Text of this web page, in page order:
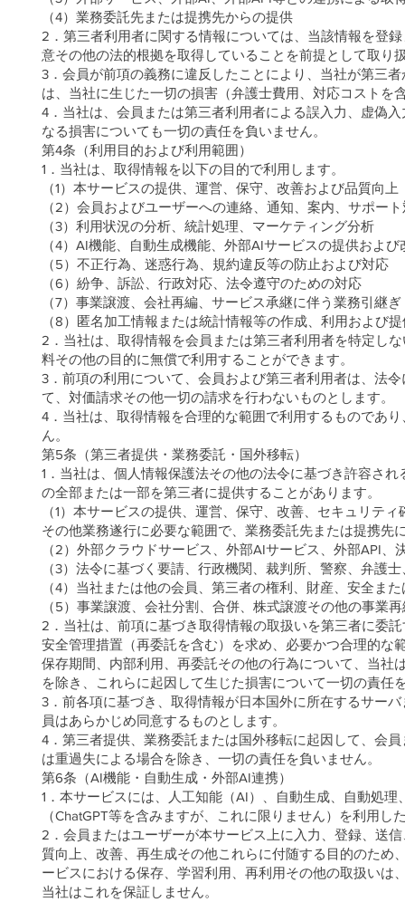
（4）業務委託先または提携先からの提供
2．第三者利用者に関する情報については、当該情報を登
意その他の法的根拠を取得していることを前提として取り
3．会員が前項の義務に違反したことにより、当社が第三
は、当社に生じた一切の損害（弁護士費用、対応コストを
4．当社は、会員または第三者利用者による誤入力、虚偽
なる損害についても一切の責任を負いません。
第4条（利用目的および利用範囲）
1．当社は、取得情報を以下の目的で利用します。
（1）本サービスの提供、運営、保守、改善および品質向上
（2）会員およびユーザーへの連絡、通知、案内、サポー
（3）利用状況の分析、統計処理、マーケティング分析
（4）AI機能、自動生成機能、外部AIサービスの提供および
（5）不正行為、迷惑行為、規約違反等の防止および対応
（6）紛争、訴訟、行政対応、法令遵守のための対応
（7）事業譲渡、会社再編、サービス承継に伴う業務引継ぎ
（8）匿名加工情報または統計情報等の作成、利用および
2．当社は、取得情報を会員または第三者利用者を特定し
料その他の目的に無償で利用することができます。
3．前項の利用について、会員および第三者利用者は、法
て、対価請求その他一切の請求を行わないものとします。
4．当社は、取得情報を合理的な範囲で利用するものであ
ん。
第5条（第三者提供・業務委託・国外移転）
1．当社は、個人情報保護法その他の法令に基づき許容さ
の全部または一部を第三者に提供することがあります。
（1）本サービスの提供、運営、保守、改善、セキュリテ
その他業務遂行に必要な範囲で、業務委託先または提携先
（2）外部クラウドサービス、外部AIサービス、外部API
（3）法令に基づく要請、行政機関、裁判所、警察、弁護
（4）当社または他の会員、第三者の権利、財産、安全ま
（5）事業譲渡、会社分割、合併、株式譲渡その他の事業
2．当社は、前項に基づき取得情報の取扱いを第三者に委
安全管理措置（再委託を含む）を求め、必要かつ合理的
保存期間、内部利用、再委託その他の行為について、当
を除き、これらに起因して生じた損害について一切の責任
3．前各項に基づき、取得情報が日本国外に所在するサー
員はあらかじめ同意するものとします。
4．第三者提供、業務委託または国外移転に起因して、会
は重過失による場合を除き、一切の責任を負いません。
第6条（AI機能・自動生成・外部AI連携）
1．本サービスには、人工知能（AI）、自動生成、自動処
（ChatGPT等を含みますが、これに限りません）を利用し
2．会員またはユーザーが本サービス上に入力、登録、送
質向上、改善、再生成その他これらに付随する目的のため
ービスにおける保存、学習利用、再利用その他の取扱い
当社はこれを保証しません。